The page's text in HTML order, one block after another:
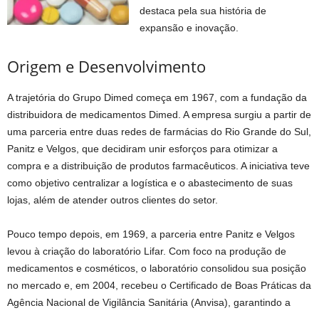
destaca pela sua história de
expansão e inovação.
Origem e Desenvolvimento
A trajetória do Grupo Dimed começa em 1967, com a fundação da
distribuidora de medicamentos Dimed. A empresa surgiu a partir de
uma parceria entre duas redes de farmácias do Rio Grande do Sul,
Panitz e Velgos, que decidiram unir esforços para otimizar a
compra e a distribuição de produtos farmacêuticos. A iniciativa teve
como objetivo centralizar a logística e o abastecimento de suas
lojas, além de atender outros clientes do setor.
Pouco tempo depois, em 1969, a parceria entre Panitz e Velgos
levou à criação do laboratório Lifar. Com foco na produção de
medicamentos e cosméticos, o laboratório consolidou sua posição
no mercado e, em 2004, recebeu o Certificado de Boas Práticas da
Agência Nacional de Vigilância Sanitária (Anvisa), garantindo a